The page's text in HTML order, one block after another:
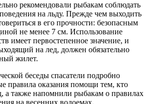
рекомендовали рыбакам соблюдать
на льду. Прежде чем выходить
в его прочности: безопасным
не менее 7 см. Использование
имеет первостепенное значение, и
на лед, должен обязательно
жилет.
беседы спасатели подробно
правила оказания помощи тем, кто
а также напомнили рыбакам о правилах